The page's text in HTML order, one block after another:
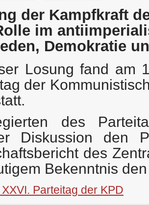
der Kampfkraft
im
Demokratie
Losung fand am
der
des
Diskussion den
des
Bekenntnis
Parteitag der KPD